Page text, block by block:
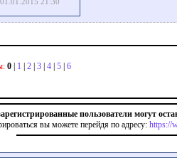
0 | 1 | 2 | 3 | 4 | 5 | 6
пользователи могут
вы можете перейдя по адресу: https://